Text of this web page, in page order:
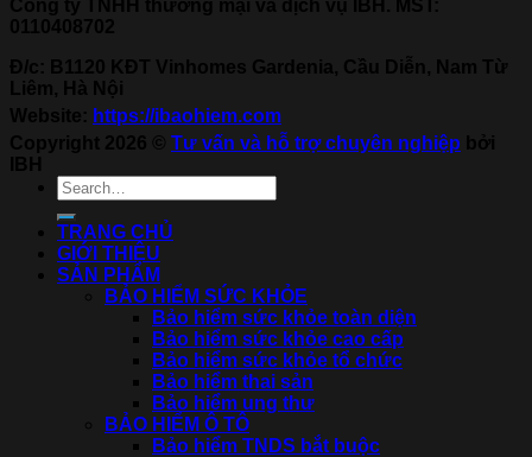
Công ty TNHH thương mại và dịch vụ IBH. MST:
0110408702
Đ/c: B1120 KĐT Vinhomes Gardenia, Cầu Diễn, Nam Từ
Liêm, Hà Nội
Website: https://ibaohiem.com
Copyright 2026 © Tư vấn và hỗ trợ chuyên nghiệp bởi
IBH
TRANG CHỦ
GIỚI THIỆU
SẢN PHẨM
BẢO HIỂM SỨC KHỎE
Bảo hiểm sức khỏe toàn diện
Bảo hiểm sức khỏe cao cấp
Bảo hiểm sức khỏe tổ chức
Bảo hiểm thai sản
Bảo hiểm ung thư
BẢO HIỂM Ô TÔ
Bảo hiểm TNDS bắt buộc